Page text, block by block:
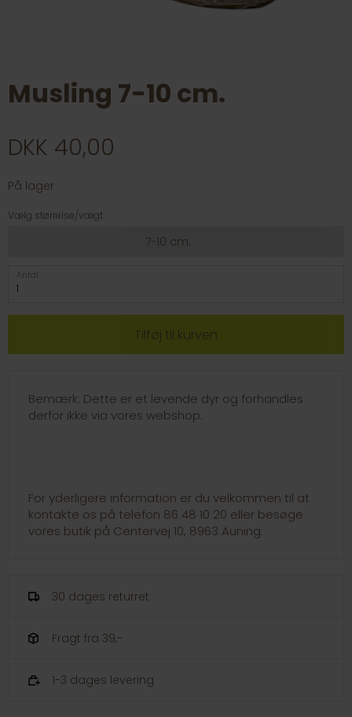
Musling 7-10 cm.
DKK 40,00
På lager
Vælg størrelse/vægt:
7-10 cm.
Antal
Bemærk: Dette er et levende dyr og forhandles
derfor ikke via vores webshop.
For yderligere information er du velkommen til at
kontakte os på telefon 86 48 10 20 eller besøge
vores butik på Centervej 10, 8963 Auning.
30 dages returret
Fragt fra 39,-
1-3 dages levering